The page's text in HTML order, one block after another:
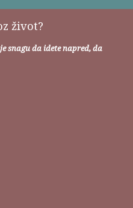
život?
snagu da idete napred, da